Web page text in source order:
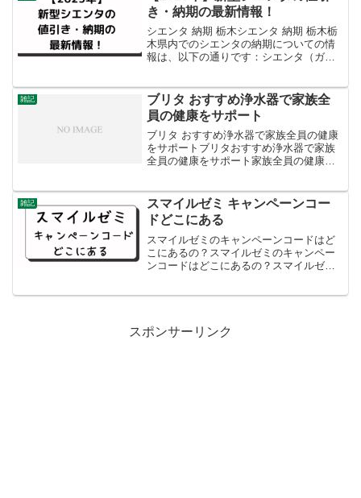
て積極的に採用されてい...
き・納期の最新情報！
シエンタ 納期 栃木シエンタ 納期 栃木栃
木県内でのシエンタの納期についての情
報は、以下の通りです：シエンタ（ガソ
イブリッド車）：栃木トヨタでは令和5年
12月以降（2...
雑記
ブリタ おすすめ浄水器で家族全
員の健康をサポート
ブリタ おすすめ浄水器で家族全員の健康
をサポートブリタおすすめ浄水器で家族
全員の健康をサポート家族全員の健康を
す：ポット型浄水器:家庭での使用に適し
ており、一度の注水で多...
雑記
スマイルゼミ キャンペーンコー
ドどこにある
スマイルゼミのキャンペーンコードはど
こにあるの？スマイルゼミのキャンペー
ンコードはどこにあるの？スマイルゼミ
スポンサーリンク